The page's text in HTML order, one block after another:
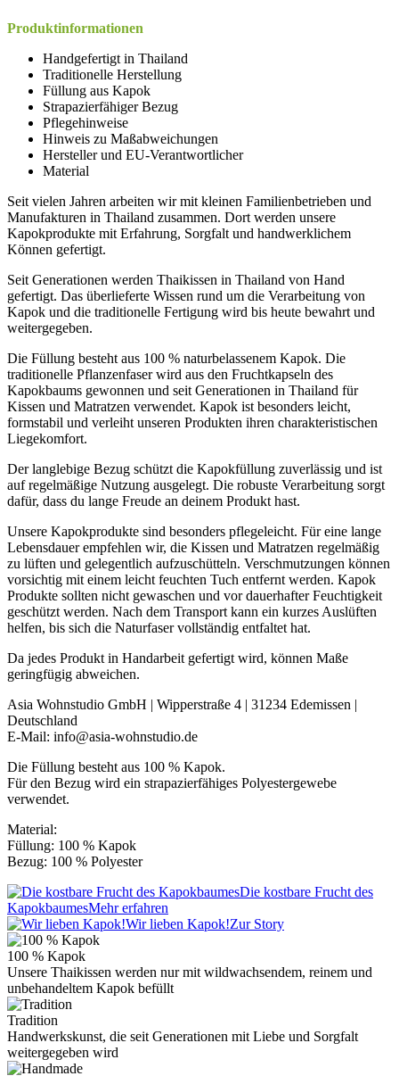
Produktinformationen
Handgefertigt in Thailand
Traditionelle Herstellung
Füllung aus Kapok
Strapazierfähiger Bezug
Pflegehinweise
Hinweis zu Maßabweichungen
Hersteller und EU-Verantwortlicher
Material
Seit vielen Jahren arbeiten wir mit kleinen Familienbetrieben und
Manufakturen in Thailand zusammen. Dort werden unsere
Kapokprodukte mit Erfahrung, Sorgfalt und handwerklichem
Können gefertigt.
Seit Generationen werden Thaikissen in Thailand von Hand
gefertigt. Das überlieferte Wissen rund um die Verarbeitung von
Kapok und die traditionelle Fertigung wird bis heute bewahrt und
weitergegeben.
Die Füllung besteht aus 100 % naturbelassenem Kapok. Die
traditionelle Pflanzenfaser wird aus den Fruchtkapseln des
Kapokbaums gewonnen und seit Generationen in Thailand für
Kissen und Matratzen verwendet. Kapok ist besonders leicht,
formstabil und verleiht unseren Produkten ihren charakteristischen
Liegekomfort.
Der langlebige Bezug schützt die Kapokfüllung zuverlässig und ist
auf regelmäßige Nutzung ausgelegt. Die robuste Verarbeitung sorgt
dafür, dass du lange Freude an deinem Produkt hast.
Unsere Kapokprodukte sind besonders pflegeleicht. Für eine lange
Lebensdauer empfehlen wir, die Kissen und Matratzen regelmäßig
zu lüften und gelegentlich aufzuschütteln. Verschmutzungen können
vorsichtig mit einem leicht feuchten Tuch entfernt werden. Kapok
Produkte sollten nicht gewaschen und vor dauerhafter Feuchtigkeit
geschützt werden. Nach dem Transport kann ein kurzes Auslüften
helfen, bis sich die Naturfaser vollständig entfaltet hat.
Da jedes Produkt in Handarbeit gefertigt wird, können Maße
geringfügig abweichen.
Asia Wohnstudio GmbH | Wipperstraße 4 | 31234 Edemissen |
Deutschland
E-Mail: info@asia-wohnstudio.de
Die Füllung besteht aus 100 % Kapok.
Für den Bezug wird ein strapazierfähiges Polyestergewebe
verwendet.
Material:
Füllung: 100 % Kapok
Bezug: 100 % Polyester
Die kostbare Frucht des
KapokbaumesMehr erfahren
Wir lieben Kapok!Zur Story
100 % Kapok
Unsere Thaikissen werden nur mit wildwachsendem, reinem und
unbehandeltem Kapok befüllt
Tradition
Handwerkskunst, die seit Generationen mit Liebe und Sorgfalt
weitergegeben wird